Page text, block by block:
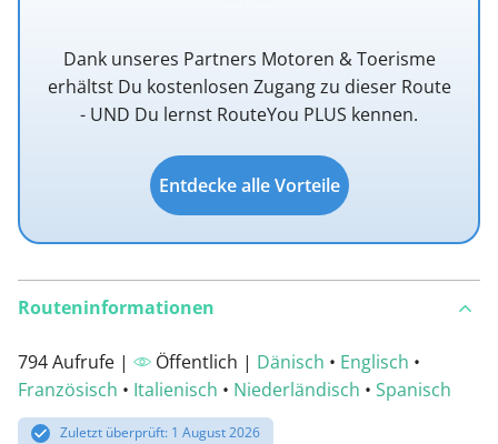
Dank unseres Partners Motoren & Toerisme
erhältst Du kostenlosen Zugang zu dieser Route
- UND Du lernst RouteYou PLUS kennen.
Entdecke alle Vorteile
Routeninformationen
794 Aufrufe | Öffentlich | Dänisch • Englisch •
Französisch • Italienisch • Niederländisch • Spanisch
Zuletzt überprüft: 1 August 2026